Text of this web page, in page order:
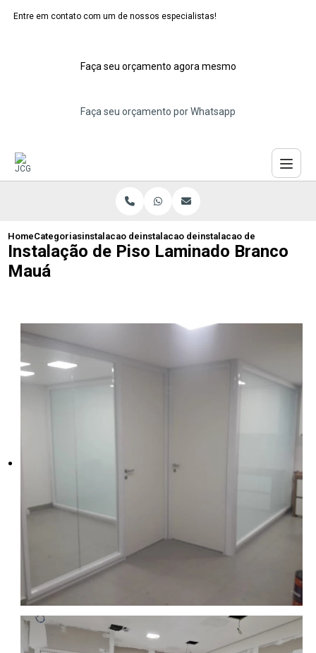
Entre em contato com um de nossos especialistas!
Faça seu orçamento agora mesmo
Faça seu orçamento por Whatsapp
HomeCategoriasinstalacao de pisos laminados
instalacao de piso laminado para
instalacao de piso
Instalação de Piso Laminado Branco
Mauá